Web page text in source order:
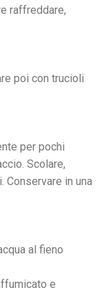
raffreddare,
poi con trucioli
per pochi
Scolare,
Conservare in una
al fieno
e